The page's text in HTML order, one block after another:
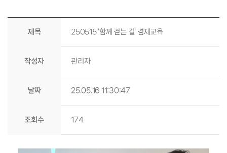
제목 250515 '함께 걷는 길' 경제교육
작성자 관리자
날짜 25.05.16 11:30:47
조회수 174